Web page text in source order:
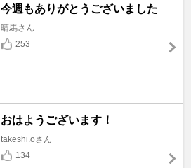
今週もありがとうございました
晴馬さん
253
おはようございます！
takeshi.oさん
134